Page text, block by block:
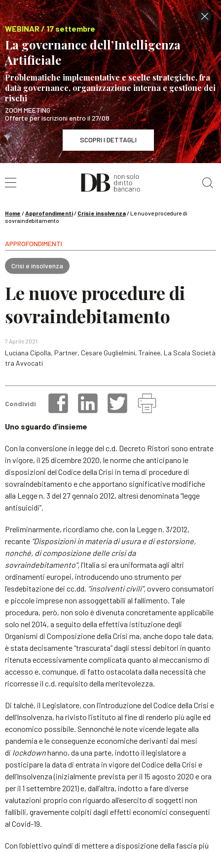
WEBINAR / 17 settembre
La governance dell’Intelligenza
Artificiale
Problematiche implementative e scelte strategiche, fra
data governance, organizzazione interna e gestione dei
rischi
ZOOM MEETING
Offerte per iscrizioni entro il 27/08
SCOPRI I DETTAGLI
WEBINAR / 17 settembre
La governance dell’Intelligenza Artificiale
Home /Approfondimenti/ Crisi e insolvenza/Le nuove procedure di
sovraindebitamento
APPROFONDIMENTI
Crisi e insolvenza
Le nuove procedure di
sovraindebitamento
7 Aprile 2021
Luciana Cipolla, Partner, Cesare Guglielmini, Trainee, La Scala Società
tra Avvocati
Condividi
Uno sguardo d’insieme
Con la conversione in legge del c.d. Decreto Ristori sono entrate
in vigore, il 25 dicembre 2020, le norme che anticipano le
disposizioni del Codice della Crisi in tema di procedure di
sovraindebitamento e che apportano significative modifiche
alla Legge n. 3 del 27 gennaio 2012, altresì denominata “legge
antisuicidi”.
Preliminarmente, ricordiamo che, con la Legge n. 3/2012,
recante “Disposizioni in materia di usura e di estorsione,
nonché, di composizione delle crisi da
sovraindebitamento”,l’Italia si era uniformata agli altri
ordinamenti europei, introducendo uno strumento per
l’esdebitazione dei cc.dd. “insolventi civili”,ovvero consumatori
e piccole imprese non assoggettabili al fallimento. Tale
procedura, però, non solo è divenuta concretamente applicabile
solo nel 2014, a seguito della effettiva istituzione degli
Organismi di Composizione della Crisi ma, anche dopo tale data,
è stata decisamente “trascurata” dagli stessi debitori in quanto
ritenuta eccessivamente complicata quanto al meccanismo di
accesso e, comunque, di fatto ostacolata dalla necessità che
ricorresse il c.d. requisito della meritevolezza.
Di talché, il Legislatore, con l’introduzione del Codice della Crisi e
dell’Insolvenza, ha rivisto l’istituto al fine di renderlo più agile ed
economico possibile. Sennonché le note vicende legate alla
pandemia e le conseguenze economiche derivanti dai mesi
di lockdownhanno, da una parte, indotto il legislatore a
posticipare la data di entrata in vigore del Codice della Crisi e
dell’Insolvenza (inizialmente prevista per il 15 agosto 2020 e ora
per il 1 settembre 2021) e, dall’altra, indotto a fare diverse
valutazioni proprio con riguardo all’esercito di soggetti non
fallibili, gravemente colpiti dagli effetti economici conseguenti
al Covid-19.
Con l’obiettivo quindi di mettere a disposizione della fascia più